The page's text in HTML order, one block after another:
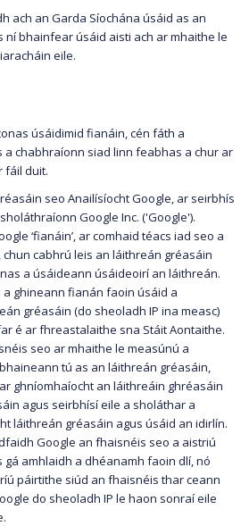
ach an Garda Síochána úsáid as an
ní bhainfear úsáid aisti ach ar mhaithe le
eile.
úsáidimid fianáin, cén fáth a
a chabhraíonn siad linn feabhas a chur ar
fáil duit.
seo Anailísíocht Google, ar seirbhís
Google Inc. ('Google').
‘fianáin’, ar comhaid téacs iad seo a
cabhrú leis an láithreán gréasáin
a úsáideann úsáideoirí an láithreán.
ghineann fianán faoin úsáid a
gréasáin (do sheoladh IP ina measc)
é ar fhreastalaithe sna Stáit Aontaithe.
seo ar mhaithe le measúnú a
tú as an láithreán gréasáin,
ghníomhaíocht an láithreáin ghréasáin
agus seirbhísí eile a sholáthar a
láithreán gréasáin agus úsáid an idirlín.
Google an fhaisnéis seo a aistriú
amhlaidh a dhéanamh faoin dlí, nó
páirtithe siúd an fhaisnéis thar ceann
do sheoladh IP le haon sonraí eile